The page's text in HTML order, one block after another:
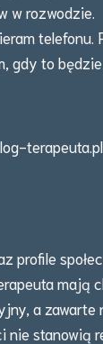
w rozwodzie.
telefonu.
gdy to będzie
terapeuta.pl
profile
mają
a zawarte
nie stanowią